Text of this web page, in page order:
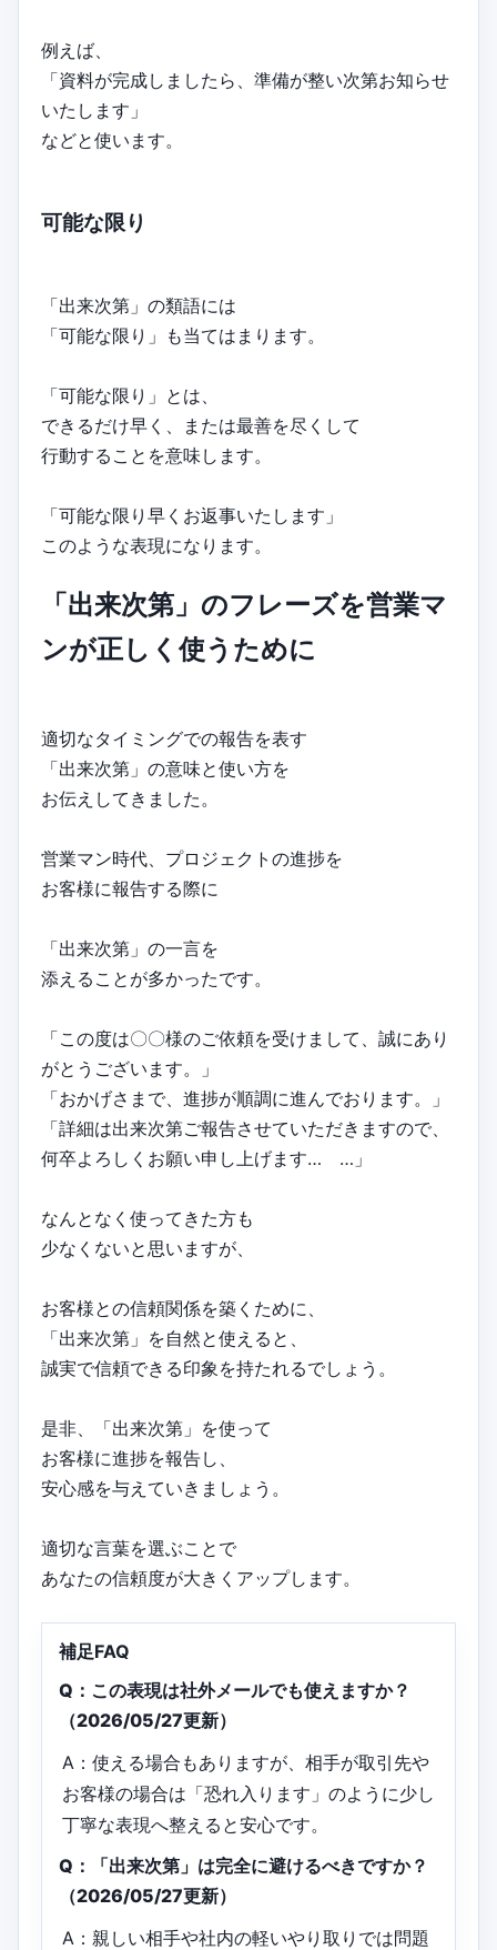
例えば、
「資料が完成しましたら、準備が整い次第お知らせ
いたします」
などと使います。
可能な限り
「出来次第」の類語には
「可能な限り」も当てはまります。
「可能な限り」とは、
できるだけ早く、または最善を尽くして
行動することを意味します。
「可能な限り早くお返事いたします」
このような表現になります。
「出来次第」のフレーズを営業マ
ンが正しく使うために
適切なタイミングでの報告を表す
「出来次第」の意味と使い方を
お伝えしてきました。
営業マン時代、プロジェクトの進捗を
お客様に報告する際に
「出来次第」の一言を
添えることが多かったです。
「この度は〇〇様のご依頼を受けまして、誠にあり
がとうございます。」
「おかげさまで、進捗が順調に進んでおります。」
「詳細は出来次第ご報告させていただきますので、
何卒よろしくお願い申し上げます… …」
なんとなく使ってきた方も
少なくないと思いますが、
お客様との信頼関係を築くために、
「出来次第」を自然と使えると、
誠実で信頼できる印象を持たれるでしょう。
是非、「出来次第」を使って
お客様に進捗を報告し、
安心感を与えていきましょう。
適切な言葉を選ぶことで
あなたの信頼度が大きくアップします。
補足FAQ
Q：この表現は社外メールでも使えますか？
（2026/05/27更新）
A：使える場合もありますが、相手が取引先や
お客様の場合は「恐れ入ります」のように少し
丁寧な表現へ整えると安心です。
Q：「出来次第」は完全に避けるべきですか？
（2026/05/27更新）
A：親しい相手や社内の軽いやり取りでは問題